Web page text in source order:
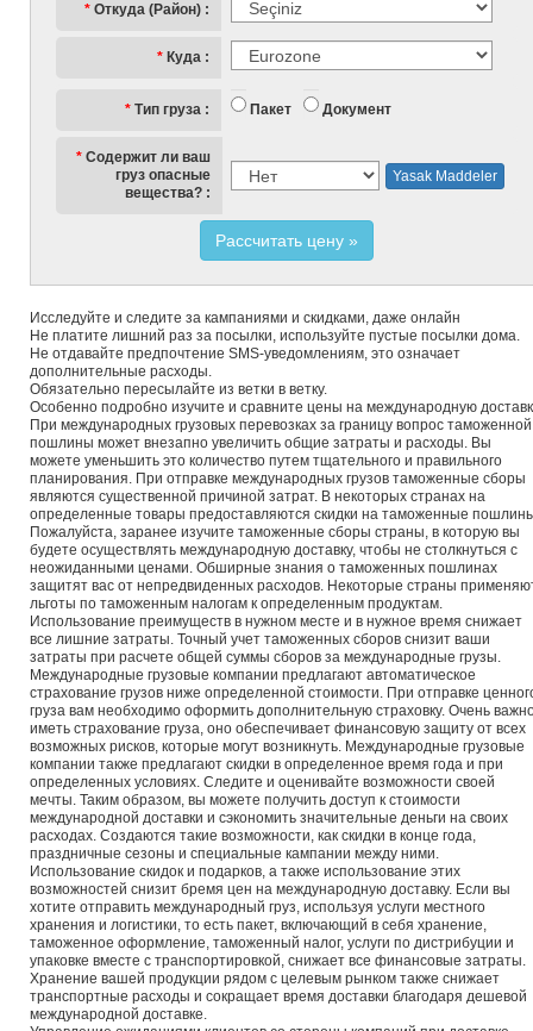
Откуда (Район)
Куда
Тип груза Пакет Документ
Содержит ли ваш
груз опасные
вещества?
Yasak Maddeler
Рассчитать цену
Исследуйте и следите за кампаниями и скидками, даже онлайн
Не платите лишний раз за посылки, используйте пустые посылки дома.
Не отдавайте предпочтение SMS-уведомлениям, это означает
дополнительные расходы.
Обязательно пересылайте из ветки в ветку.
Особенно подробно изучите и сравните цены на международную
При международных грузовых перевозках за границу вопрос таможенной
пошлины может внезапно увеличить общие затраты и расходы. Вы
можете уменьшить это количество путем тщательного и правильного
планирования. При отправке международных грузов таможенные сборы
являются существенной причиной затрат. В некоторых странах на
определенные товары предоставляются скидки на таможенные
Пожалуйста, заранее изучите таможенные сборы страны, в которую вы
будете осуществлять международную доставку, чтобы не столкнуться с
неожиданными ценами. Обширные знания о таможенных пошлинах
защитят вас от непредвиденных расходов. Некоторые страны
льготы по таможенным налогам к определенным продуктам.
Использование преимуществ в нужном месте и в нужное время снижает
все лишние затраты. Точный учет таможенных сборов снизит ваши
затраты при расчете общей суммы сборов за международные грузы.
Международные грузовые компании предлагают автоматическое
страхование грузов ниже определенной стоимости. При отправке
груза вам необходимо оформить дополнительную страховку. Очень
иметь страхование груза, оно обеспечивает финансовую защиту от всех
возможных рисков, которые могут возникнуть. Международные грузовые
компании также предлагают скидки в определенное время года и при
определенных условиях. Следите и оценивайте возможности своей
мечты. Таким образом, вы можете получить доступ к стоимости
международной доставки и сэкономить значительные деньги на своих
расходах. Создаются такие возможности, как скидки в конце года,
праздничные сезоны и специальные кампании между ними.
Использование скидок и подарков, а также использование этих
возможностей снизит бремя цен на международную доставку. Если вы
хотите отправить международный груз, используя услуги местного
хранения и логистики, то есть пакет, включающий в себя хранение,
таможенное оформление, таможенный налог, услуги по дистрибуции и
упаковке вместе с транспортировкой, снижает все финансовые затраты.
Хранение вашей продукции рядом с целевым рынком также снижает
транспортные расходы и сокращает время доставки благодаря дешевой
международной доставке.